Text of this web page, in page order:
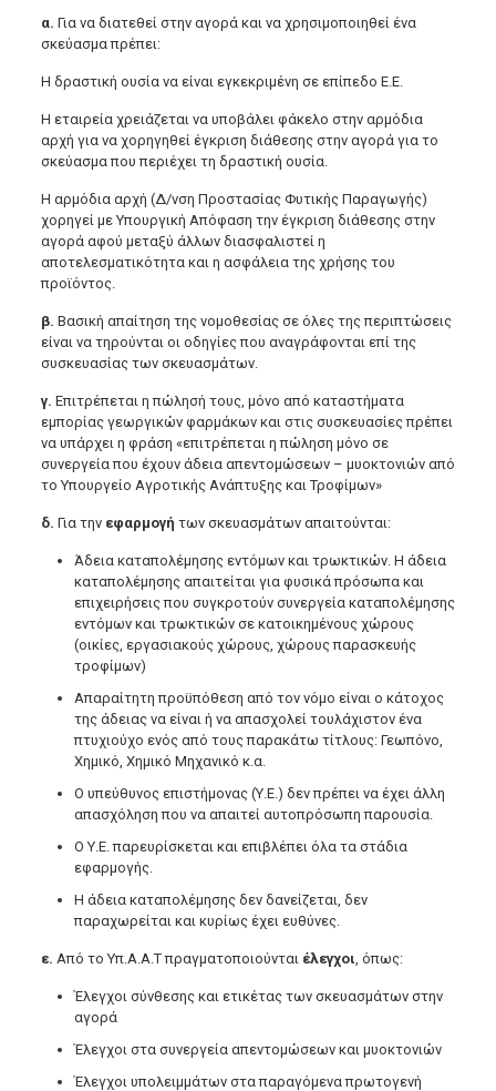
α. Για να διατεθεί στην αγορά και να χρησιμοποιηθεί ένα
σκεύασμα πρέπει:
Η δραστική ουσία να είναι εγκεκριμένη σε επίπεδο Ε.Ε.
Η εταιρεία χρειάζεται να υποβάλει φάκελο στην αρμόδια
αρχή για να χορηγηθεί έγκριση διάθεσης στην αγορά για το
σκεύασμα που περιέχει τη δραστική ουσία.
Η αρμόδια αρχή (Δ/νση Προστασίας Φυτικής Παραγωγής)
χορηγεί με Υπουργική Απόφαση την έγκριση διάθεσης στην
αγορά αφού μεταξύ άλλων διασφαλιστεί η
αποτελεσματικότητα και η ασφάλεια της χρήσης του
προϊόντος.
β. Βασική απαίτηση της νομοθεσίας σε όλες της περιπτώσεις
είναι να τηρούνται οι οδηγίες που αναγράφονται επί της
συσκευασίας των σκευασμάτων.
γ. Επιτρέπεται η πώλησή τους, μόνο από καταστήματα
εμπορίας γεωργικών φαρμάκων και στις συσκευασίες πρέπει
να υπάρχει η φράση «επιτρέπεται η πώληση μόνο σε
συνεργεία που έχουν άδεια απεντομώσεων – μυοκτονιών από
το Υπουργείο Αγροτικής Ανάπτυξης και Τροφίμων»
δ. Για την εφαρμογή των σκευασμάτων απαιτούνται:
Άδεια καταπολέμησης εντόμων και τρωκτικών. Η άδεια
καταπολέμησης απαιτείται για φυσικά πρόσωπα και
επιχειρήσεις που συγκροτούν συνεργεία καταπολέμησης
εντόμων και τρωκτικών σε κατοικημένους χώρους
(οικίες, εργασιακούς χώρους, χώρους παρασκευής
τροφίμων)
Απαραίτητη προϋπόθεση από τον νόμο είναι ο κάτοχος
της άδειας να είναι ή να απασχολεί τουλάχιστον ένα
πτυχιούχο ενός από τους παρακάτω τίτλους: Γεωπόνο,
Χημικό, Χημικό Μηχανικό κ.α.
Ο υπεύθυνος επιστήμονας (Υ.Ε.) δεν πρέπει να έχει άλλη
απασχόληση που να απαιτεί αυτοπρόσωπη παρουσία.
Ο Υ.Ε. παρευρίσκεται και επιβλέπει όλα τα στάδια
εφαρμογής.
Η άδεια καταπολέμησης δεν δανείζεται, δεν
παραχωρείται και κυρίως έχει ευθύνες.
ε. Από το Υπ.Α.Α.Τ πραγματοποιούνται έλεγχοι, όπως:
Έλεγχοι σύνθεσης και ετικέτας των σκευασμάτων στην
αγορά
Έλεγχοι στα συνεργεία απεντομώσεων και μυοκτονιών
Έλεγχοι υπολειμμάτων στα παραγόμενα πρωτογενή